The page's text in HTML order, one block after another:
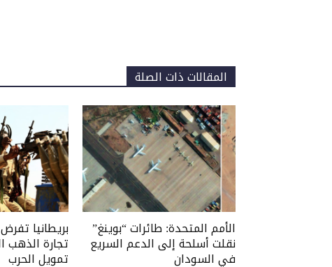
المقالات ذات الصلة
الأمم المتحدة: طائرات “بوينغ”
نقلت أسلحة إلى الدعم السريع
في السودان
بريطانيا
تجارة الذهب
تمويل الحرب